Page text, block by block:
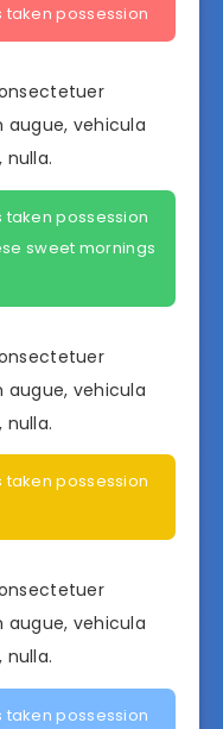
taken possession
augue, vehicula
nulla.
taken possession
sweet mornings
augue, vehicula
nulla.
taken possession
augue, vehicula
nulla.
taken possession